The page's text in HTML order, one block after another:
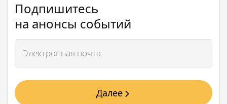
Подпишитесь
на анонсы событий
Далее